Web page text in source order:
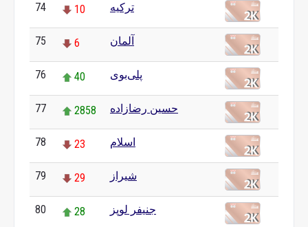
74 10 ترکیه
75 6 آلمان
76 40 پلی‌بوی
77 2858 حسین رضازاده
78 23 اسلام
79 29 شیراز
80 28 جنیفر لوپز